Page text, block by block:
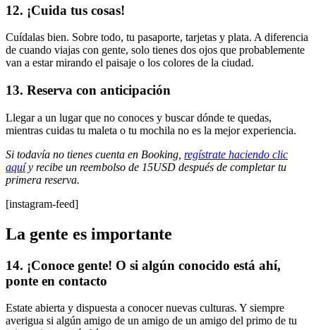
12. ¡Cuida tus cosas!
Cuídalas bien. Sobre todo, tu pasaporte, tarjetas y plata. A diferencia
de cuando viajas con gente, solo tienes dos ojos que probablemente
van a estar mirando el paisaje o los colores de la ciudad.
13. Reserva con anticipación
Llegar a un lugar que no conoces y buscar dónde te quedas,
mientras cuidas tu maleta o tu mochila no es la mejor experiencia.
Si todavía no tienes cuenta en Booking, regístrate haciendo clic
aquíy recibe un reembolso de 15USD después de completar tu
primera reserva.
[instagram-feed]
La gente es importante
14. ¡Conoce gente! O si algún conocido está ahí,
ponte en contacto
Estate abierta y dispuesta a conocer nuevas culturas. Y siempre
averigua si algún amigo de un amigo de un amigo del primo de tu